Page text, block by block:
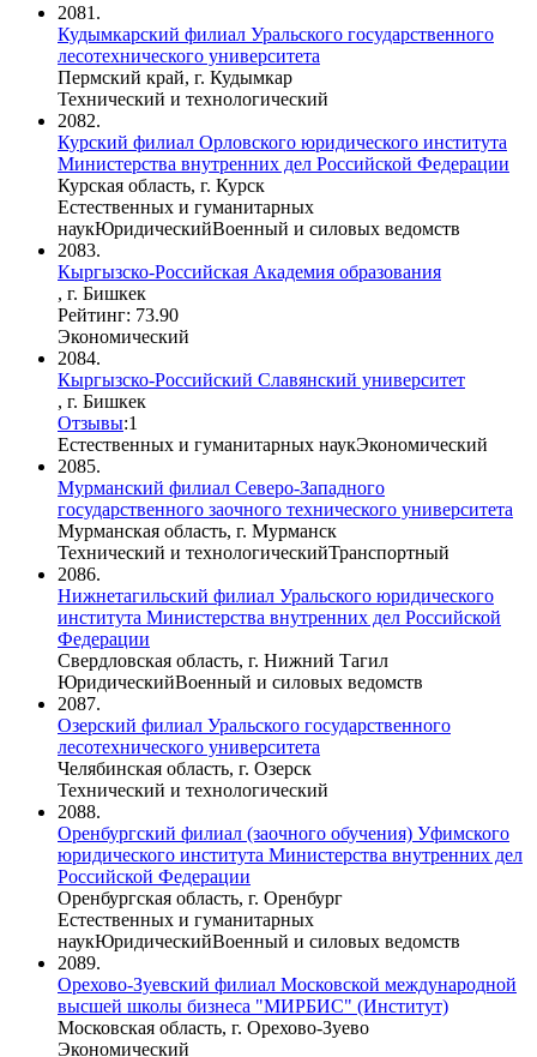
2081.
Кудымкарский филиал Уральского государственного
лесотехнического университета
Пермский край, г. Кудымкар
Технический и технологический
2082.
Курский филиал Орловского юридического института
Министерства внутренних дел Российской Федерации
Курская область, г. Курск
Естественных и гуманитарных
наукЮридическийВоенный и силовых ведомств
2083.
Кыргызско-Российская Академия образования
, г. Бишкек
Рейтинг: 73.90
Экономический
2084.
Кыргызско-Российский Славянский университет
, г. Бишкек
Отзывы:1
Естественных и гуманитарных наукЭкономический
2085.
Мурманский филиал Северо-Западного
государственного заочного технического университета
Мурманская область, г. Мурманск
Технический и технологическийТранспортный
2086.
Нижнетагильский филиал Уральского юридического
института Министерства внутренних дел Российской
Федерации
Свердловская область, г. Нижний Тагил
ЮридическийВоенный и силовых ведомств
2087.
Озерский филиал Уральского государственного
лесотехнического университета
Челябинская область, г. Озерск
Технический и технологический
2088.
Оренбургский филиал (заочного обучения) Уфимского
юридического института Министерства внутренних дел
Российской Федерации
Оренбургская область, г. Оренбург
Естественных и гуманитарных
наукЮридическийВоенный и силовых ведомств
2089.
Орехово-Зуевский филиал Московской международной
высшей школы бизнеса "МИРБИС" (Институт)
Московская область, г. Орехово-Зуево
Экономический